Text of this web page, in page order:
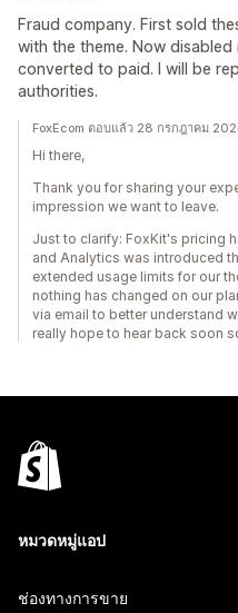
Fraud company. First sold
with the theme. Now
converted to paid. I will be
authorities.
FoxEcom ตอบแล้ว 28 กรกฎาคม
Hi there,
Thank you for sharing your
impression we want to leave.
Just to clarify: FoxKit's pricing
and Analytics was introduced
extended usage limits for our
nothing has changed on our
via email to better understand
really hope to hear back soon
หมวดหมู่แอป
ช่องทางการขาย